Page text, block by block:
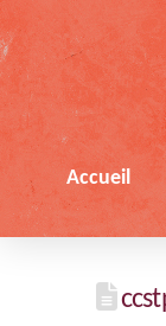
Accueil